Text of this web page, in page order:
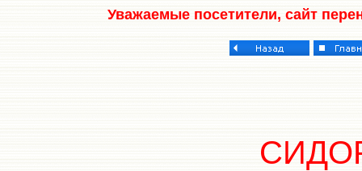
Уважаемые посетители, сайт